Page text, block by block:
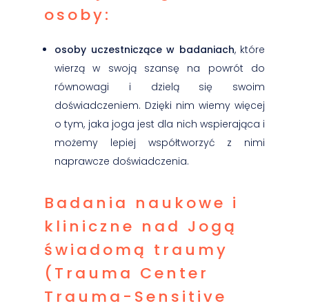
osoby:
osoby uczestniczące w badaniach, które
wierzą w swoją szansę na powrót do
równowagi i dzielą się swoim
doświadczeniem. Dzięki nim wiemy więcej
o tym, jaka joga jest dla nich wspierająca i
możemy lepiej współtworzyć z nimi
naprawcze doświadczenia.
Badania naukowe i
kliniczne nad Jogą
świadomą traumy
(Trauma Center
Trauma-Sensitive